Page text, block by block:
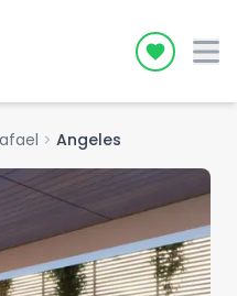
Icon
chevron_right Angeles